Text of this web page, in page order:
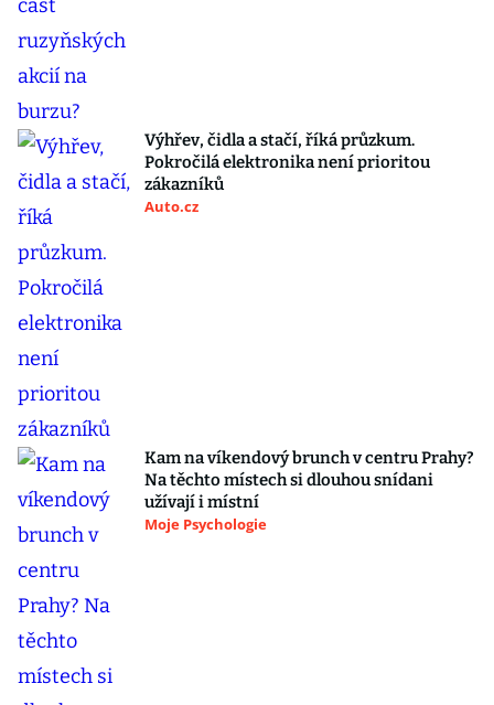
Výhřev, čidla a stačí, říká průzkum.
Pokročilá elektronika není prioritou
zákazníků
Auto.cz
Kam na víkendový brunch v centru Prahy?
Na těchto místech si dlouhou snídani
užívají i místní
Moje Psychologie